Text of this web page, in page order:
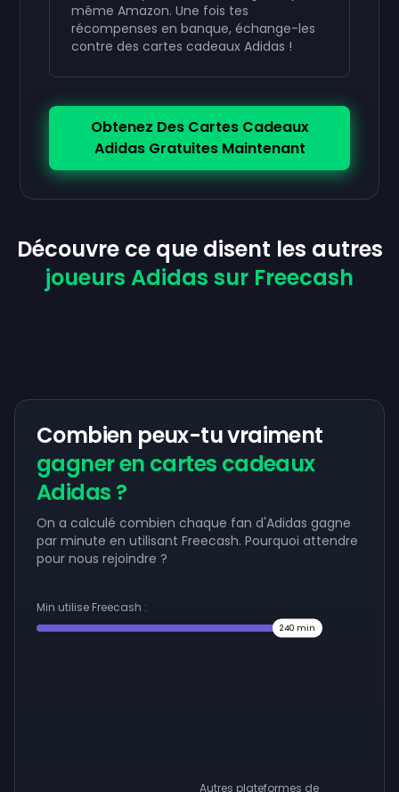
même Amazon. Une fois tes
récompenses en banque, échange-les
contre des cartes cadeaux Adidas !
Obtenez Des Cartes Cadeaux
Adidas Gratuites Maintenant
Découvre ce que disent les autres
joueurs Adidas sur Freecash
Combien peux-tu vraiment
gagner en cartes cadeaux
Adidas ?
On a calculé combien chaque fan d'Adidas gagne
par minute en utilisant Freecash. Pourquoi attendre
pour nous rejoindre ?
Min utilise Freecash :
240 min
Autres plateformes de